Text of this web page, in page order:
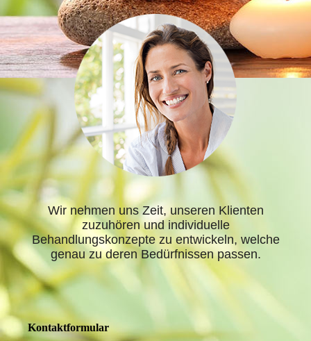
Wir nehmen uns Zeit, unseren Klienten
zuzuhören und individuelle
Behandlungskonzepte zu entwickeln, welche
genau zu deren Bedürfnissen passen.
Kontaktformular